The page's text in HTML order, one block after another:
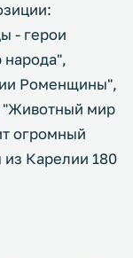
- герои
Роменщины",
"Животный мир
огромный
Карелии 180